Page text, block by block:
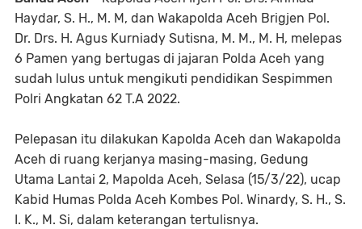
Haydar, S. H., M. M, dan Wakapolda Aceh Brigjen Pol.
Dr. Drs. H. Agus Kurniady Sutisna, M. M., M. H, melepas
6 Pamen yang bertugas di jajaran Polda Aceh yang
sudah lulus untuk mengikuti pendidikan Sespimmen
Polri Angkatan 62 T.A 2022.
Pelepasan itu dilakukan Kapolda Aceh dan Wakapolda
Aceh di ruang kerjanya masing-masing, Gedung
Utama Lantai 2, Mapolda Aceh, Selasa (15/3/22), ucap
Kabid Humas Polda Aceh Kombes Pol. Winardy, S. H., S.
I. K., M. Si, dalam keterangan tertulisnya.